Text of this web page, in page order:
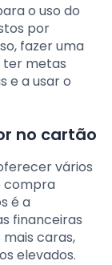
o uso do
por
fazer uma
ter metas
e a usar o
no cartão
vários
compra
é a
financeiras
caras,
elevados.